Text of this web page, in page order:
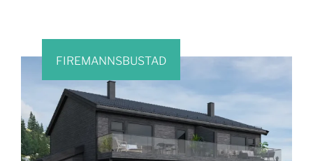
FIREMANNSBUSTAD